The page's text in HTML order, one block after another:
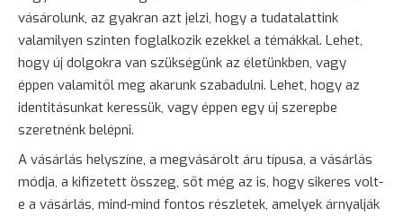
vásárolunk, az gyakran azt jelzi, hogy a tudatalattink
valamilyen szinten foglalkozik ezekkel a témákkal. Lehet,
hogy új dolgokra van szükségünk az életünkben, vagy
éppen valamitől meg akarunk szabadulni. Lehet, hogy az
identitásunkat keressük, vagy éppen egy új szerepbe
szeretnénk belépni.
A vásárlás helyszíne, a megvásárolt áru típusa, a vásárlás
módja, a kifizetett összeg, sőt még az is, hogy sikeres volt-
e a vásárlás, mind-mind fontos részletek, amelyek árnyalják